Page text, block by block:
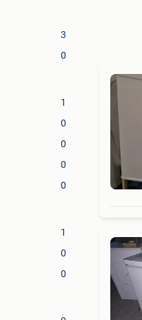
3
0
1
0
0
0
0
1
0
0